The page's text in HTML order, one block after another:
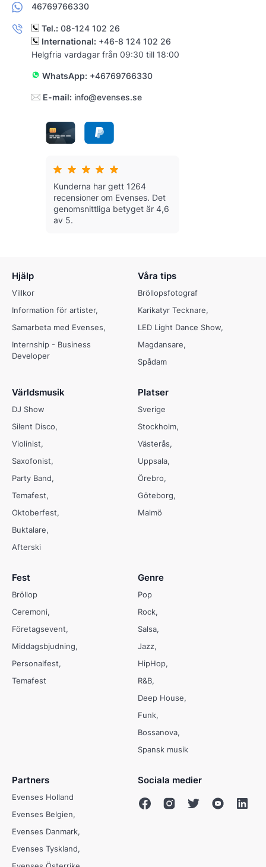
46769766330
Tel.: 08-124 102 26
International: +46-8 124 102 26
Helgfria vardagar från 09:30 till 18:00
WhatsApp: +46769766330
E-mail: info@evenses.se
Kunderna har gett 1264
recensioner om Evenses. Det
genomsnittliga betyget är 4,6
av 5.
Hjälp
Villkor
Information för artister
Samarbeta med Evenses
Internship - Business
Developer
Våra tips
Bröllopsfotograf
Karikatyr Tecknare
LED Light Dance Show
Magdansare
Spådam
Världsmusik
DJ Show
Silent Disco
Violinist
Saxofonist
Party Band
Temafest
Oktoberfest
Buktalare
Afterski
Platser
Sverige
Stockholm
Västerås
Uppsala
Örebro
Göteborg
Malmö
Fest
Bröllop
Ceremoni
Företagsevent
Middagsbjudning
Personalfest
Temafest
Genre
Pop
Rock
Salsa
Jazz
HipHop
R&B
Deep House
Funk
Bossanova
Spansk musik
Partners
Evenses Holland
Evenses Belgien
Evenses Danmark
Evenses Tyskland
Sociala medier